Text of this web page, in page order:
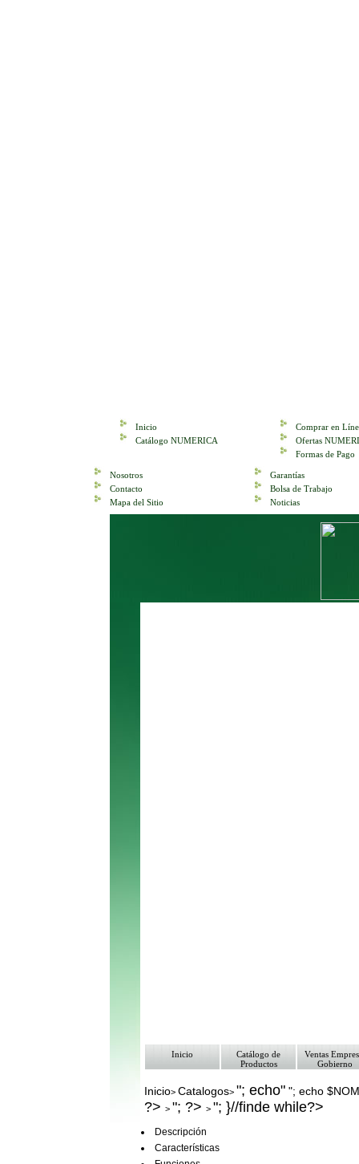
Inicio
Catálogo NUMERICA
Comprar en
Ofertas
Formas de Pago
Nosotros
Contacto
Mapa del Sitio
Garantías
Bolsa de Trabajo
Noticias
Inicio
Catálogo de
Productos
Ventas
Gobierno
Inicio>Catalogos> "; echo" "; echo
?>> "; ?>> "; }//finde while?>
Descripción
Características